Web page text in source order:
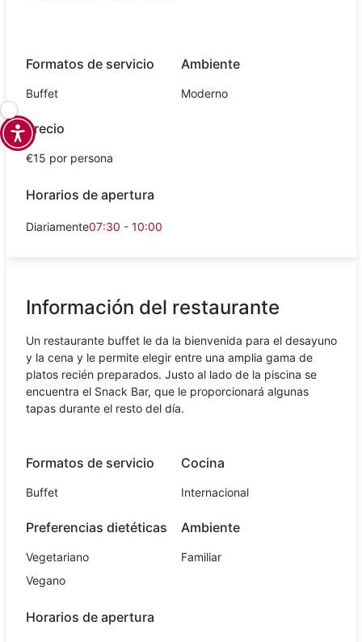
Formatos de servicio
Buffet
Ambiente
Moderno
Precio
€15 por persona
Horarios de apertura
Diariamente07:30 - 10:00
Información del restaurante
Un restaurante buffet le da la bienvenida para el desayuno
y la cena y le permite elegir entre una amplia gama de
platos recién preparados. Justo al lado de la piscina se
encuentra el Snack Bar, que le proporcionará algunas
tapas durante el resto del día.
Formatos de servicio
Buffet
Cocina
Internacional
Preferencias dietéticas
Vegetariano
Vegano
Ambiente
Familiar
Horarios de apertura